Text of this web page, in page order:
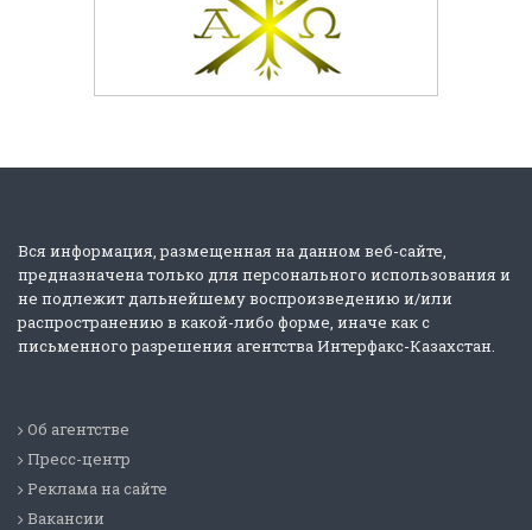
Вся информация, размещенная на данном веб-сайте,
предназначена только для персонального использования и
не подлежит дальнейшему воспроизведению и/или
распространению в какой-либо форме, иначе как с
письменного разрешения агентства Интерфакс-Казахстан.
Об агентстве
Пресс-центр
Реклама на сайте
Вакансии